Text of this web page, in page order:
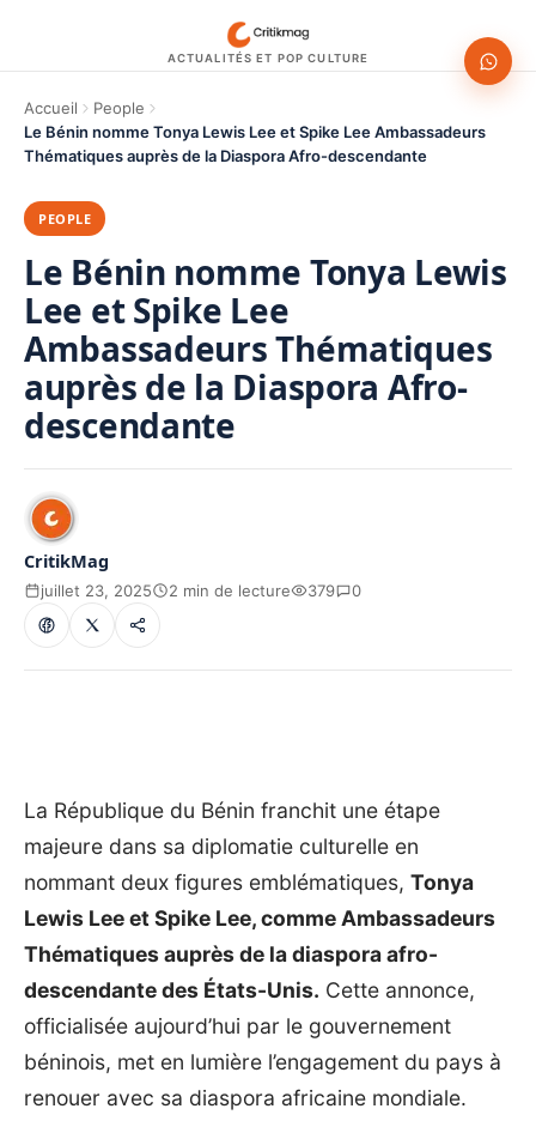
ACTUALITÉS ET POP CULTURE
Accueil
People
Le Bénin nomme Tonya Lewis Lee et Spike Lee Ambassadeurs
Thématiques auprès de la Diaspora Afro-descendante
PEOPLE
Le Bénin nomme Tonya Lewis
Lee et Spike Lee
Ambassadeurs Thématiques
auprès de la Diaspora Afro-
descendante
CritikMag
juillet 23, 2025 2 min de lecture 379 0
La République du Bénin franchit une étape
majeure dans sa diplomatie culturelle en
nommant deux figures emblématiques, Tonya
Lewis Lee et Spike Lee, comme Ambassadeurs
Thématiques auprès de la diaspora afro-
descendante des États-Unis. Cette annonce,
officialisée aujourd’hui par le gouvernement
béninois, met en lumière l’engagement du pays à
renouer avec sa diaspora africaine mondiale.